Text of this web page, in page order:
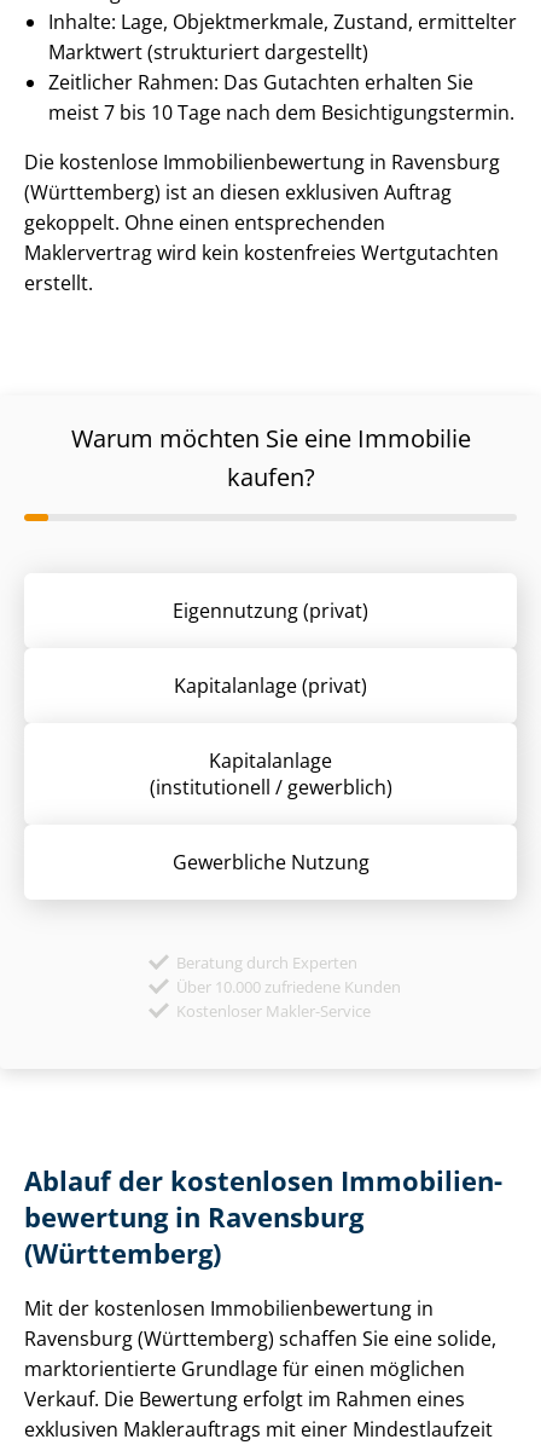
Inhalte: Lage, Objektmerkmale, Zustand, ermittelter
Marktwert (strukturiert dargestellt)
Zeitlicher Rahmen: Das Gutachten erhalten Sie
meist 7 bis 10 Tage nach dem Be­sich­ti­gungs­ter­min.
Die kostenlose Im­mo­bi­li­en­be­wer­tung in Ravensburg
(Württemberg) ist an diesen exklusiven Auftrag
gekoppelt. Ohne einen entsprechenden
Maklervertrag wird kein kostenfreies Wertgutachten
erstellt.
Warum möchten Sie eine Immobilie
kaufen?
Eigennutzung (privat)
Kapitalanlage (privat)
Kapitalanlage
(institutionell / gewerblich)
Gewerbliche Nutzung
Beratung durch Experten
Über 10.000 zufriedene Kunden
Kostenloser Makler-Service
Ablauf der kostenlosen Im­mo­bi­li­en­
be­wer­tung in Ravensburg
(Württemberg)
Mit der kostenlosen Im­mo­bi­li­en­be­wer­tung in
Ravensburg (Württemberg) schaffen Sie eine solide,
markt­ori­en­tier­te Grundlage für einen möglichen
Verkauf. Die Bewertung erfolgt im Rahmen eines
exklusiven Maklerauftrags mit einer Mindestlaufzeit